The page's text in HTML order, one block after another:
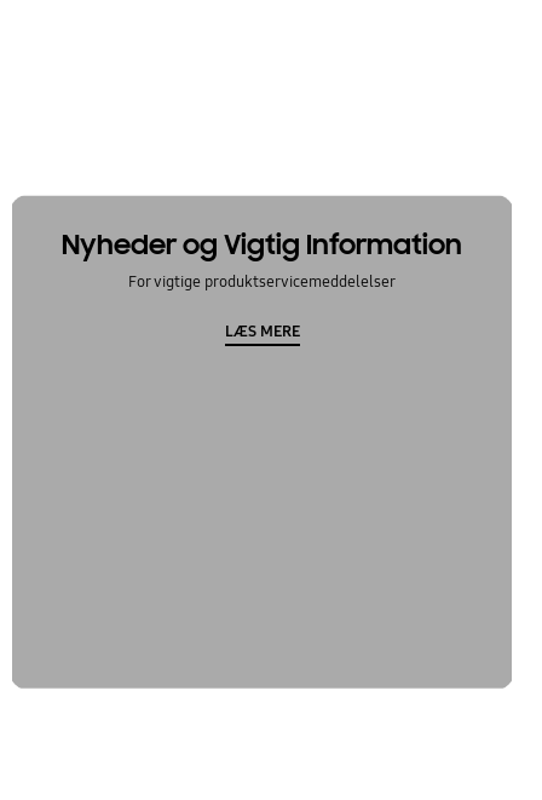
Nyheder og Vigtig Information
For vigtige produktservicemeddelelser
LÆS MERE